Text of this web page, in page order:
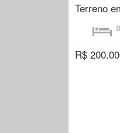
Terreno
0
R$